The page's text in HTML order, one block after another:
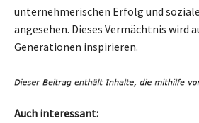
unternehmerischen Erfolg und
angesehen. Dieses Vermächtnis wird
Generationen inspirieren.
Auch interessant: